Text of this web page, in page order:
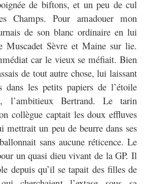
de biftons, et un peu de cul
Champs. Pour amadouer mon
de son blanc ordinaire en lui
Muscadet Sèvre et Maine sur lie.
car le vieux se méfiait. Bien
de tout autre chose, lui laissant
dans les petits papiers de l’étoile
l’ambitieux Bertrand. Le tarin
collègue captait les doux effluves
mettrait un peu de beurre dans ses
sans aucune réticence. Le
un quasi dieu vivant de la GP. Il
depuis qu’il se tapait des filles de